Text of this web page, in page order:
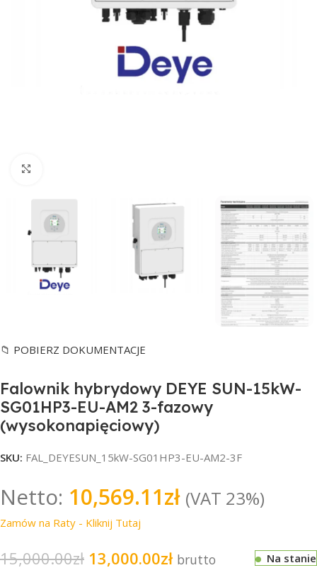
📁 POBIERZ DOKUMENTACJE
Falownik hybrydowy DEYE SUN-15kW-
SG01HP3-EU-AM2 3-fazowy
(wysokonapięciowy)
SKU: FAL_DEYESUN_15kW-SG01HP3-EU-AM2-3F
Netto: 10,569.11zł (VAT 23%)
Zamów na Raty - Kliknij Tutaj
15,000.00zł 13,000.00zł brutto Na stanie